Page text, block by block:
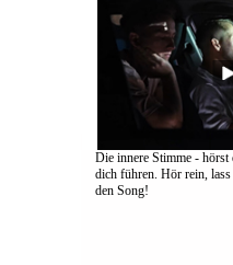
Die innere Stimme - hörst
dich führen. Hör rein,
den Song!